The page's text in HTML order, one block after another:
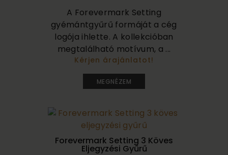
A Forevermark Setting
gyémántgyűrű formáját a cég
logója ihlette. A kollekcióban
megtalálható motívum, a ...
Kérjen árajánlatot!
MEGNÉZEM
Forevermark Setting 3 Köves
Eljegyzési Gyűrű